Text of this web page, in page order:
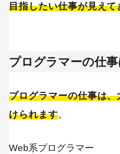
目指したい仕事が見えて
プログラマーの仕
プログラマーの仕事は
けられます。
Web系プログラマー